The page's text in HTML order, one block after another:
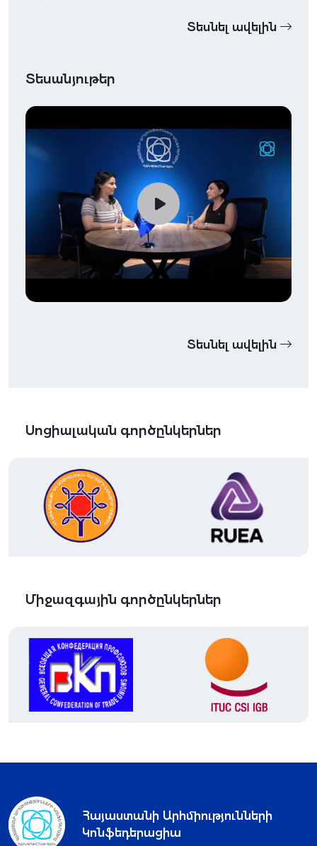
Տեսնել ավելին
Տեսանյութեր
Տեսնել ավելին
Սոցիալական գործընկերներ
Միջազգային գործընկերներ
Հայաստանի Արհմիությունների
Կոնֆեդերացիա